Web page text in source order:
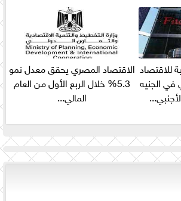
للاقتصاد
الجنيه
الاقتصاد المصري يحقق معدل نمو
5.3% خلال الربع الأول من العام
المالي...